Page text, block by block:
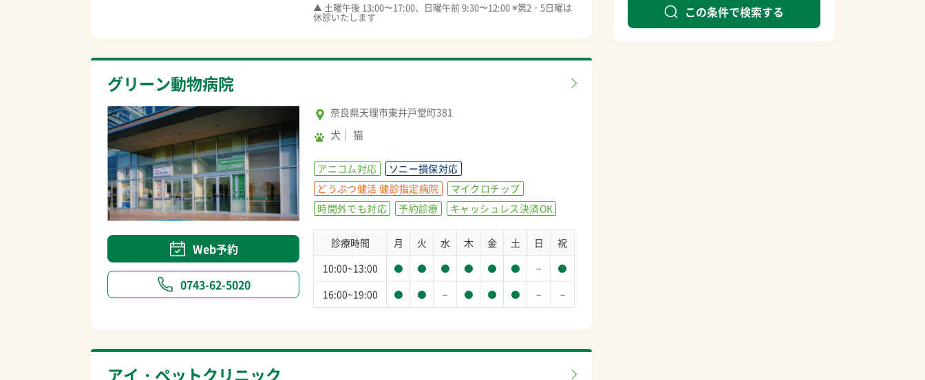
▲ 土曜午後 13:00〜17:00、日曜午前 9:30〜12:00 ※第2・5日曜は
休診いたします
グリーン動物病院
Web予約
0743-62-5020
奈良県天理市東井戸堂町381
犬 猫
アニコム対応
ソニー損保対応
どうぶつ健活 健診指定病院
マイクロチップ
時間外でも対応
予約診療 キャッシュレス決済OK
診療時間 月 火 水 木 金 土 日
祝
10:00~13:00
－
16:00~19:00 － － －
アイ・ペットクリニック
この条件で検索する